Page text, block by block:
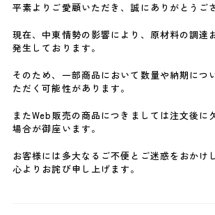
平素よりご愛顧いただき、誠にありがとうご
現在、中東情勢の影響により、原材料の調達
発生しております。
そのため、一部商品において数量や納期につ
ただく可能性があります。
またWeb販売の商品につきましては注文後に
場合が御座います。
お客様には多大なるご不便とご迷惑をおかけ
心よりお詫び申し上げます。